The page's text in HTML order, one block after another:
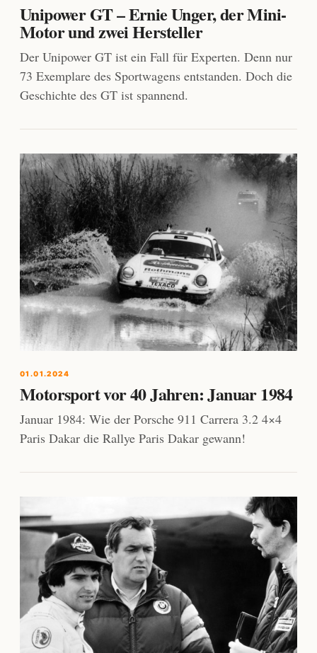
Unipower GT – Ernie Unger, der Mini-
Motor und zwei Hersteller
Der Unipower GT ist ein Fall für Experten. Denn nur
73 Exemplare des Sportwagens entstanden. Doch die
Geschichte des GT ist spannend.
01.01.2024
Motorsport vor 40 Jahren: Januar 1984
Januar 1984: Wie der Porsche 911 Carrera 3.2 4×4
Paris Dakar die Rallye Paris Dakar gewann!